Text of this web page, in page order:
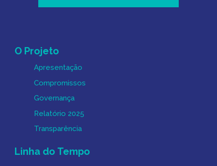
Mapa do Site
O Projeto
Apresentação
Compromissos
Governança
Relatório 2025
Transparência
Linha do Tempo